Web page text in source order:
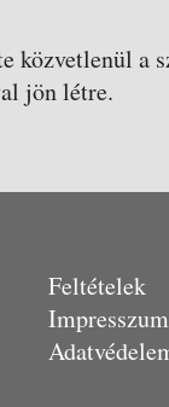
közvetlenül a
jön létre.
Feltételek
Impresszum